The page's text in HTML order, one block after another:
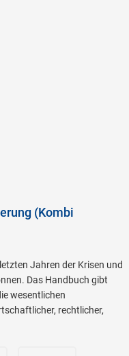
(Kombi
Jahren der Krisen und
Das Handbuch gibt
wesentlichen
rechtlicher,